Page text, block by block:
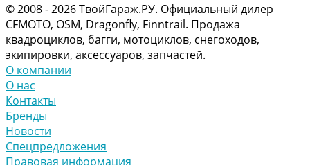
© 2008 - 2026 ТвойГараж.РУ. Официальный дилер
CFMOTO, OSM, Dragonfly, Finntrail. Продажа
квадроциклов, багги, мотоциклов, снегоходов,
экипировки, аксессуаров, запчастей.
О компании
О нас
Контакты
Бренды
Новости
Спецпредложения
Правовая информация